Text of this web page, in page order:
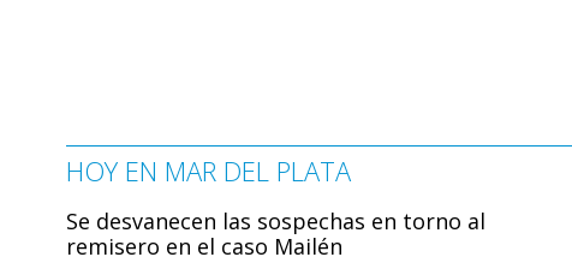
HOY EN MAR DEL PLATA
Se desvanecen las sospechas en torno al
remisero en el caso Mailén